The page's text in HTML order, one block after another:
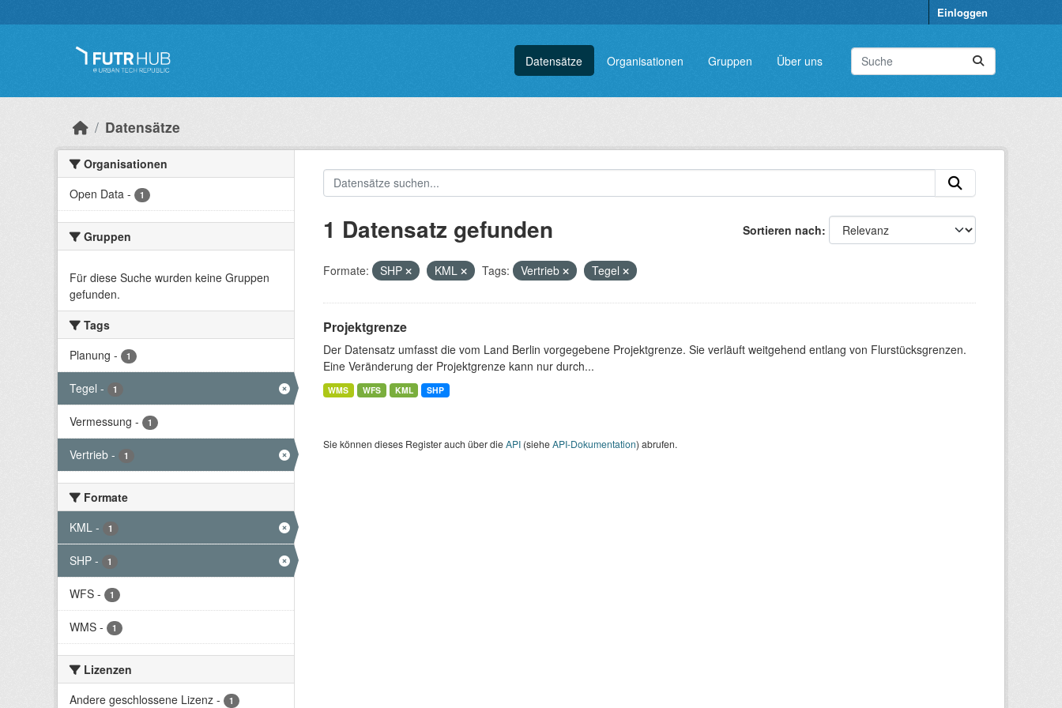
Einloggen
Datensätze Organisationen Gruppen Über uns
Datensätze
Organisationen
Open Data - 1
Gruppen
Für diese Suche wurden keine Gruppen
gefunden.
Tags
Planung - 1
Tegel - 1
Vermessung - 1
Vertrieb - 1
Formate
KML - 1
SHP - 1
WFS - 1
WMS - 1
Lizenzen
Andere geschlossene Lizenz - 1
Sortieren nach
1 Datensatz gefunden
Formate: SHP KML Tags: Vertrieb Tegel
Projektgrenze
Der Datensatz umfasst die vom Land Berlin vorgegebene Projektgrenze. Sie verläuft weitgehend entlang von Flurstücksgrenzen.
Eine Veränderung der Projektgrenze kann nur durch...
WMS WFS KML SHP
Sie können dieses Register auch über dieAPI(sieheAPI-Dokumentation) abrufen.